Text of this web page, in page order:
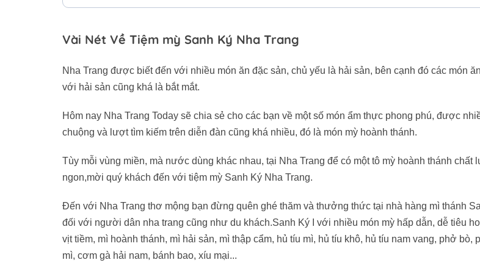
Vài Nét Về Tiệm mỳ Sanh Ký Nha Trang
Nha Trang được biết đến với nhiều món ăn đặc sản, chủ yếu là hải sản, bên cạnh đó các món
với hải sản cũng khá là bắt mắt.
Hôm nay Nha Trang Today sẽ chia sẻ cho các bạn về một số món ẩm thực phong phú, được
chuộng và lượt tìm kiếm trên diễn đàn cũng khá nhiều, đó là món mỳ hoành thánh.
Tùy mỗi vùng miền, mà nước dùng khác nhau, tại Nha Trang để có một tô mỳ hoành thánh chất
ngon,mời quý khách đến với tiệm mỳ Sanh Ký Nha Trang.
Đến với Nha Trang thơ mộng bạn đừng quên ghé thăm và thưởng thức tại nhà hàng mì thánh
đối với người dân nha trang cũng như du khách.Sanh Ký I với nhiều món mỳ hấp dẫn, dễ tiêu
vịt tiềm, mì hoành thánh, mì hải sản, mì thập cẩm, hủ tíu mì, hủ tíu khô, hủ tíu nam vang, phở bò,
mì, cơm gà hải nam, bánh bao, xíu mại...